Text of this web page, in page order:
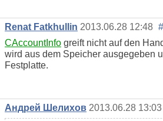
Renat Fatkhullin 2013.06.28 12:48
CAccountInfo greift nicht auf den
wird aus dem Speicher ausgegeben
Festplatte.
Андрей Шелихов 2013.06.28 13:03